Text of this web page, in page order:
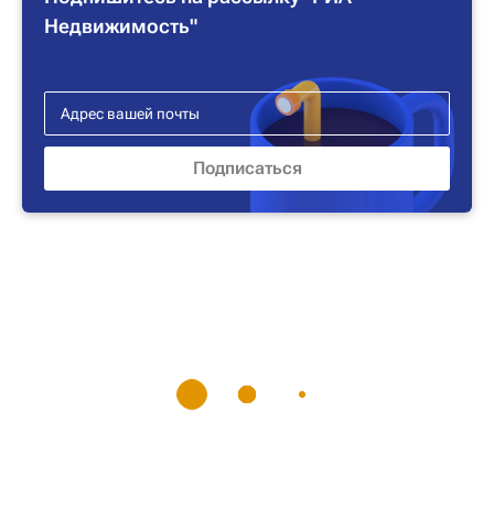
Недвижимость"